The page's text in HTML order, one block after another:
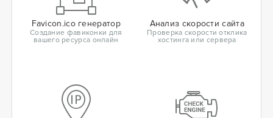
Favicon.ico генератор
Создание фавиконки для
вашего ресурса онлайн
Анализ скорости сайта
Проверка скорости отклика
хостинга или сервера